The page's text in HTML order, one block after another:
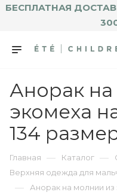
БЕСПЛАТНАЯ
Анорак
экомеха
134
Главная — Каталог —
Верхняя одежда для
— Анорак на молнии